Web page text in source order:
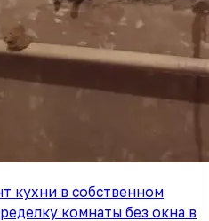
кухни в собственном
комнаты без окна в